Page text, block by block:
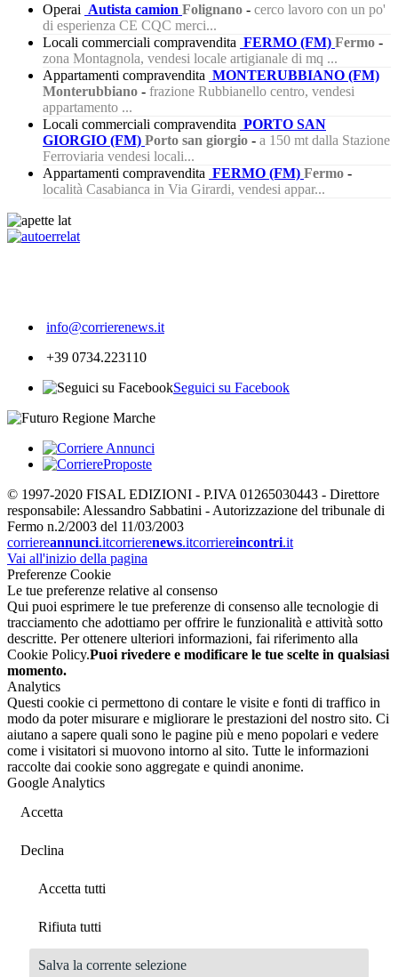
Operai Autista camion Folignano - cerco lavoro con un po'
di esperienza CE CQC merci...
Locali commerciali compravendita FERMO (FM) Fermo -
zona Montagnola, vendesi locale artigianale di mq ...
Appartamenti compravendita MONTERUBBIANO (FM)
Monterubbiano - frazione Rubbianello centro, vendesi
appartamento ...
Locali commerciali compravendita PORTO SAN
GIORGIO (FM) Porto san giorgio - a 150 mt dalla Stazione
Ferroviaria vendesi locali...
Appartamenti compravendita FERMO (FM) Fermo -
località Casabianca in Via Girardi, vendesi appar...
info@corrierenews.it
+39 0734.223110
Seguici su Facebook
© 1997-2020 FISAL EDIZIONI - P.IVA 01265030443 - Direttore
responsabile: Alessandro Sabbatini - Autorizzazione del tribunale di
Fermo n.2/2003 del 11/03/2003
corriereannunci.itcorrierenews.itcorriereincontri.it
Vai all'inizio della pagina
Preferenze Cookie
Le tue preferenze relative al consenso
Qui puoi esprimere le tue preferenze di consenso alle tecnologie di
tracciamento che adottiamo per offrire le funzionalità e attività sotto
descritte. Per ottenere ulteriori informazioni, fai riferimento alla
Cookie Policy.Puoi rivedere e modificare le tue scelte in qualsiasi
momento.
Analytics
Questi cookie ci permettono di contare le visite e fonti di traffico in
modo da poter misurare e migliorare le prestazioni del nostro sito. Ci
aiutano a sapere quali sono le pagine più e meno popolari e vedere
come i visitatori si muovono intorno al sito. Tutte le informazioni
raccolte dai cookie sono aggregate e quindi anonime.
Google Analytics
Accetta
Declina
Accetta tutti
Rifiuta tutti
Salva la corrente selezione